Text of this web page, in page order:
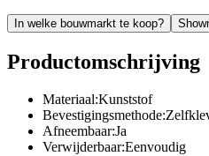
In welke bouwmarkt te koop?
Productomschrijving
Materiaal:Kunststof
Afneembaar:Ja
Verwijderbaar:Eenvoudig